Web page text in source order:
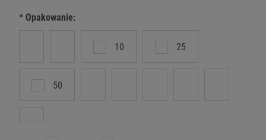
* Opakowanie:
10 25
50